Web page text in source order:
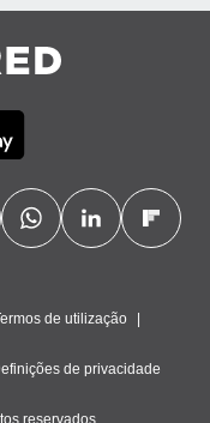
de utilização
de privacidade
reservados